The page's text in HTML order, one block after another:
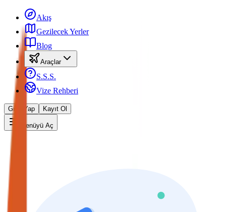
Akış
Gezilecek Yerler
Blog
Araçlar
S.S.S.
Vize Rehberi
Giriş Yap Kayıt Ol
Menüyü Aç